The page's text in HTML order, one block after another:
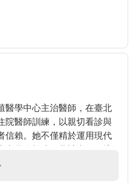
醫學中心主治醫師，在臺北
院醫師訓練，以親切看診與
信賴。她不僅精於運用現代
治療，改善女性內分泌與月